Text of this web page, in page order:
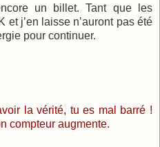
un billet. Tant que les
et j’en laisse n’auront pas été
pour continuer.
la vérité, tu es mal barré !
compteur augmente.